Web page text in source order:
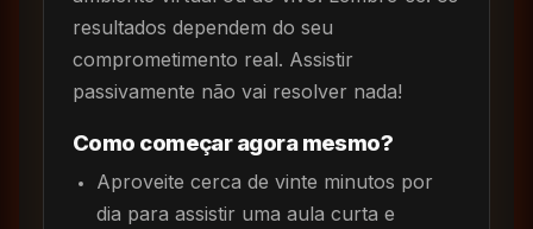
resultados dependem do seu
comprometimento real. Assistir
passivamente não vai resolver nada!
Como começar agora mesmo?
Aproveite cerca de vinte minutos por
dia para assistir uma aula curta e